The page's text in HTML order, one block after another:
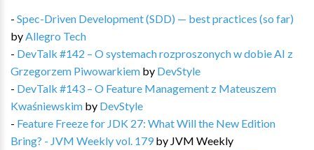
- Spec-Driven Development (SDD) — best practices (so far)
by Allegro Tech
- DevTalk #142 – O systemach rozproszonych w dobie AI z
Grzegorzem Piwowarkiem by DevStyle
- DevTalk #143 – O Feature Management z Mateuszem
Kwaśniewskim by DevStyle
- Feature Freeze for JDK 27: What Will the New Edition
Bring? - JVM Weekly vol. 179 by JVM Weekly